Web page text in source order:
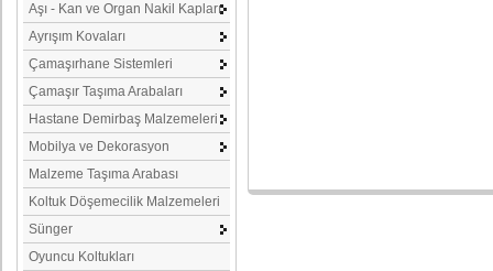
Aşı - Kan ve Organ Nakil Kapları
Ayrışım Kovaları
Çamaşırhane Sistemleri
Çamaşır Taşıma Arabaları
Hastane Demirbaş Malzemeleri
Mobilya ve Dekorasyon
Malzeme Taşıma Arabası
Koltuk Döşemecilik Malzemeleri
Sünger
Oyuncu Koltukları